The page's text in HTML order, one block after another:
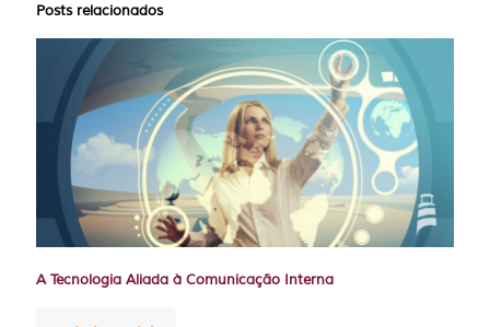
Posts relacionados
A Tecnologia Aliada à Comunicação Interna